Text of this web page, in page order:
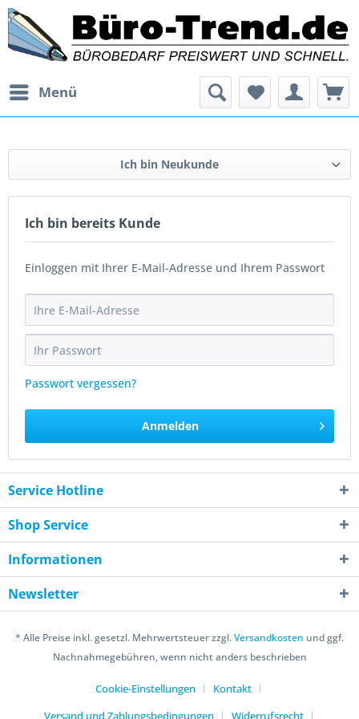
Menü
Ich bin Neukunde
Ich bin bereits Kunde
Einloggen mit Ihrer E-Mail-Adresse und Ihrem Passwort
Passwort vergessen?
Anmelden
Service Hotline
Shop Service
Informationen
Newsletter
* Alle Preise inkl. gesetzl. Mehrwertsteuer zzgl.Versandkosten und ggf.
Nachnahmegebühren, wenn nicht anders beschrieben
Cookie-Einstellungen
Kontakt
Versand und Zahlungsbedingungen
Widerrufsrecht